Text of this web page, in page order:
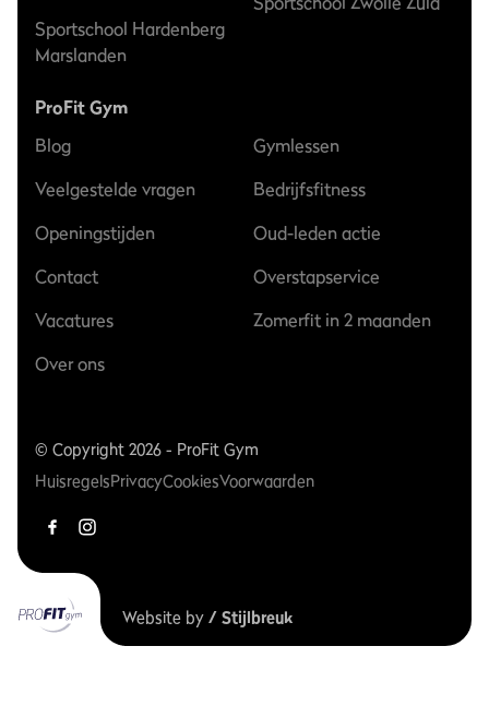
Sportschool Hardenberg
Marslanden
ProFit Gym
Blog
Veelgestelde vragen
Openingstijden
Contact
Vacatures
Over ons
Gymlessen
Bedrijfsfitness
Oud-leden actie
Overstapservice
Zomerfit in 2 maanden
© Copyright 2026 - ProFit Gym
HuisregelsPrivacyCookiesVoorwaarden
Website by/ Stijlbreuk